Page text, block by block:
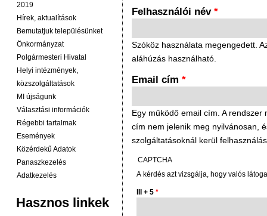
2019
Hírek, aktualítások
Bemutatjuk településünket
Önkormányzat
Polgármesteri Hivatal
Helyi intézmények,
közszolgáltatások
MI újságunk
Választási információk
Régebbi tartalmak
Események
Közérdekű Adatok
Panaszkezelés
Adatkezelés
Hasznos linkek
Felhasználói név *
Szóköz használata megengedett.
aláhúzás használható.
Email cím *
Egy működő email cím. A
cím nem jelenik meg nyilvánosan,
szolgáltatásoknál kerül
CAPTCHA
A kérdés azt vizsgálja, hogy valós
III + 5 *